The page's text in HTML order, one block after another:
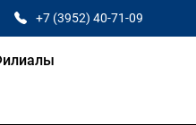
+7 (3952) 40-71-09